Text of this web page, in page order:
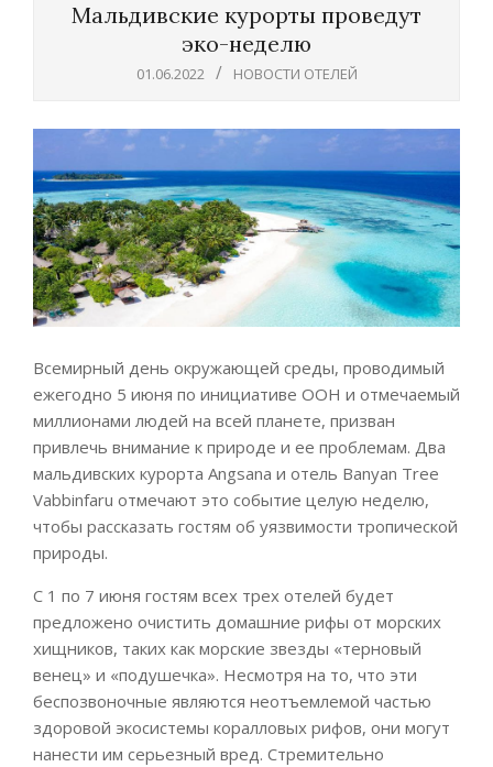
Мальдивские курорты проведут
эко-неделю
01.06.2022 НОВОСТИ ОТЕЛЕЙ
Всемирный день окружающей среды, проводимый
ежегодно 5 июня по инициативе ООН и отмечаемый
миллионами людей на всей планете, призван
привлечь внимание к природе и ее проблемам. Два
мальдивских курорта Angsana и отель Banyan Tree
Vabbinfaru отмечают это событие целую неделю,
чтобы рассказать гостям об уязвимости тропической
природы.
С 1 по 7 июня гостям всех трех отелей будет
предложено очистить домашние рифы от морских
хищников, таких как морские звезды «терновый
венец» и «подушечка». Несмотря на то, что эти
беспозвоночные являются неотъемлемой частью
здоровой экосистемы коралловых рифов, они могут
нанести им серьезный вред. Стремительно